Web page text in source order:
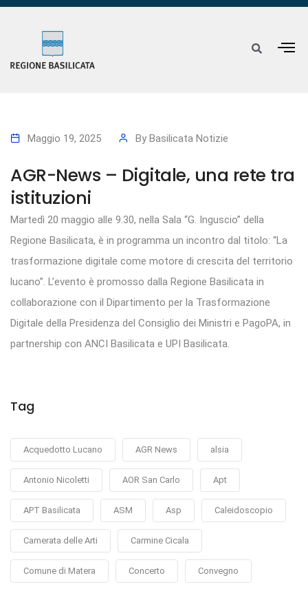
Maggio 19, 2025 By Basilicata Notizie
AGR-News – Digitale, una rete tra
istituzioni
Martedì 20 maggio alle 9.30, nella Sala “G. Inguscio” della
Regione Basilicata, è in programma un incontro dal titolo: “La
trasformazione digitale come motore di crescita del territorio
lucano”. L’evento è promosso dalla Regione Basilicata in
collaborazione con il Dipartimento per la Trasformazione
Digitale della Presidenza del Consiglio dei Ministri e PagoPA, in
partnership con ANCI Basilicata e UPI Basilicata.
Tag
Acquedotto Lucano AGR News alsia
Antonio Nicoletti AOR San Carlo Apt
APT Basilicata ASM Asp Caleidoscopio
Camerata delle Arti Carmine Cicala
Comune di Matera Concerto Convegno